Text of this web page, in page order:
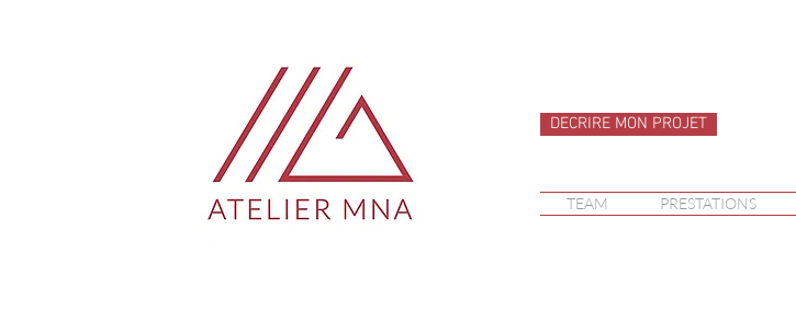
DECRIRE MON PROJET
TEAM PRESTATIONS